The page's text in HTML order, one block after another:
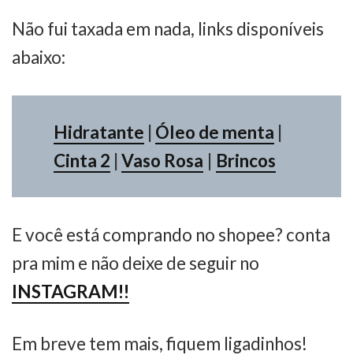
Não fui taxada em nada, links disponíveis
abaixo:
Hidratante | Óleo de menta |
Cinta 2 |Vaso Rosa | Brincos
E você está comprando no shopee? conta
pra mim e não deixe de seguir no
INSTAGRAM!!
Em breve tem mais, fiquem ligadinhos!